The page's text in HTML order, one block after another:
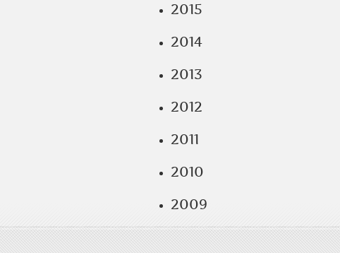
2015
2014
2013
2012
2011
2010
2009